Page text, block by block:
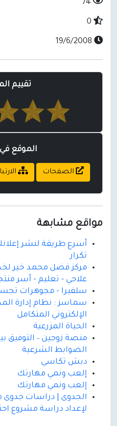
تقييم
الموقع
الصفحات
مواقع مشابهة
أسرع طريقة لنشر
تكرار
مركز فضل محمد خير
علاجي - تعليم - أسر
سلفيرا - مجوهرات
سماسز : نظام إدارة
الإلكتروني المتكامل
الحياة المزرعية
منصة زوجين – التوفيق
الضوابط الشرعية
دبش تكاسي
إلعب ونمي مهارتك
إلعب ونمي مهارتك
الجدوى | دراسات
لإعداد دراسة مشروع